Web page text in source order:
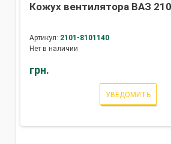
Кожух вентилятора ВАЗ
Артикул: 2101-8101140
Нет в наличии
грн.
УВЕДОМИТЬ